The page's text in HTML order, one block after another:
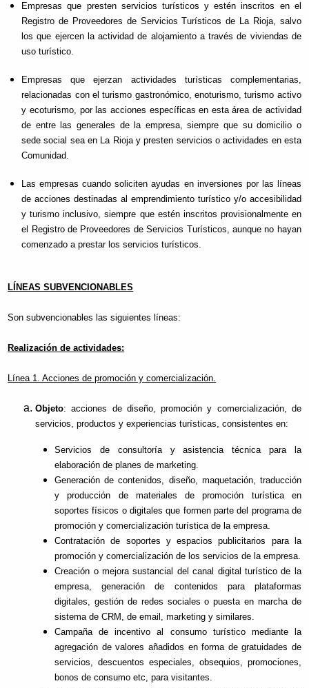
Empresas que presten servicios turísticos y estén inscritos en el
Registro de Proveedores de Servicios Turísticos de La Rioja, salvo
los que ejercen la actividad de alojamiento a través de viviendas de
uso turístico.
Empresas que ejerzan actividades turísticas complementarias,
relacionadas con el turismo gastronómico, enoturismo, turismo activo
y ecoturismo, por las acciones específicas en esta área de actividad
de entre las generales de la empresa, siempre que su domicilio o
sede social sea en La Rioja y presten servicios o actividades en esta
Comunidad.
Las empresas cuando soliciten ayudas en inversiones por las líneas
de acciones destinadas al emprendimiento turístico y/o accesibilidad
y turismo inclusivo, siempre que estén inscritos provisionalmente en
el Registro de Proveedores de Servicios Turísticos, aunque no hayan
comenzado a prestar los servicios turísticos.
LÍNEAS SUBVENCIONABLES
Son subvencionables las siguientes líneas:
Realización de actividades:
Línea 1. Acciones de promoción y comercialización.
Objeto: acciones de diseño, promoción y comercialización, de
servicios, productos y experiencias turísticas, consistentes en:
Servicios de consultoría y asistencia técnica para la
elaboración de planes de marketing.
Generación de contenidos, diseño, maquetación, traducción
y producción de materiales de promoción turística en
soportes físicos o digitales que formen parte del programa de
promoción y comercialización turística de la empresa.
Contratación de soportes y espacios publicitarios para la
promoción y comercialización de los servicios de la empresa.
Creación o mejora sustancial del canal digital turístico de la
empresa, generación de contenidos para plataformas
digitales, gestión de redes sociales o puesta en marcha de
sistema de CRM, de email, marketing y similares.
Campaña de incentivo al consumo turístico mediante la
agregación de valores añadidos en forma de gratuidades de
servicios, descuentos especiales, obsequios, promociones,
bonos de consumo etc, para visitantes.